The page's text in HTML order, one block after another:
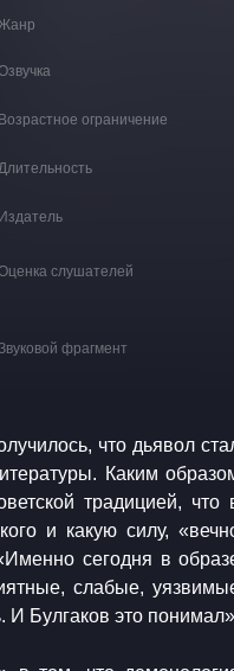
ограничение
слушателей
фрагмент
что дьявол
Каким
традицией, что
и какую силу,
сегодня в
слабые,
Булгаков это